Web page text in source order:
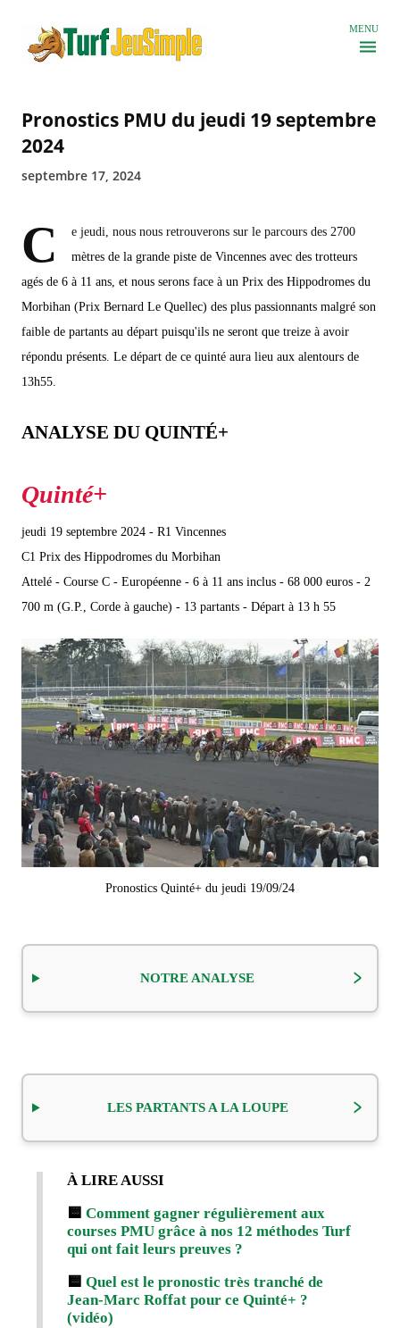
MENU
Pronostics PMU du jeudi 19 septembre
2024
septembre 17, 2024
C
e jeudi, nous nous retrouverons sur le parcours des 2700
mètres de la grande piste de Vincennes avec des trotteurs
agés de 6 à 11 ans, et nous serons face à un Prix des Hippodromes du
Morbihan (Prix Bernard Le Quellec) des plus passionnants malgré son
faible de partants au départ puisqu'ils ne seront que treize à avoir
répondu présents. Le départ de ce quinté aura lieu aux alentours de
13h55.
ANALYSE DU QUINTÉ+
jeudi 19 septembre 2024 - R1 Vincennes
C1 Prix des Hippodromes du Morbihan
Attelé - Course C - Européenne - 6 à 11 ans inclus - 68 000 euros - 2
700 m (G.P., Corde à gauche) - 13 partants - Départ à 13 h 55
Pronostics Quinté+ du jeudi 19/09/24
NOTRE ANALYSE
LES PARTANTS A LA LOUPE
À LIRE AUSSI
🟨 Comment gagner régulièrement aux
courses PMU grâce à nos 12 méthodes Turf
qui ont fait leurs preuves ?
🟨 Quel est le pronostic très tranché de
Jean-Marc Roffat pour ce Quinté+ ?
(vidéo)